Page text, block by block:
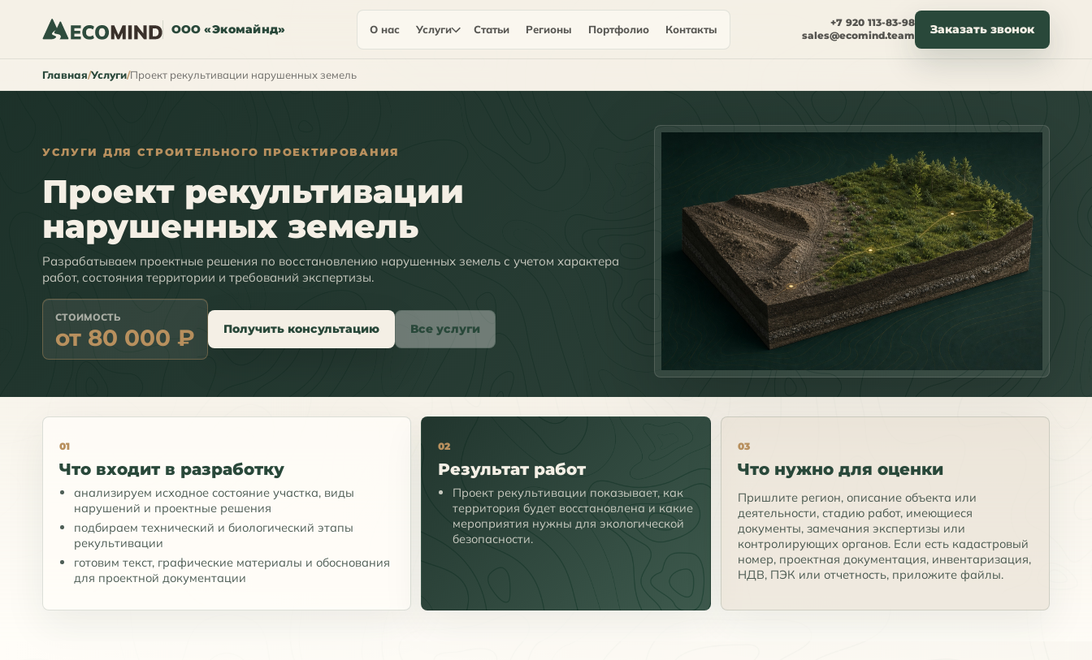
ООО «Экомайнд» О нас Услуги Статьи Регионы Портфолио Контакты
+7 920 113-83-98
sales@ecomind.team
Заказать звонок
Главная Услуги Проект рекультивации нарушенных земель
УСЛУГИ ДЛЯ СТРОИТЕЛЬНОГО ПРОЕКТИРОВАНИЯ
Проект рекультивации
нарушенных земель
Разрабатываем проектные решения по восстановлению нарушенных земель с учетом характера
работ, состояния территории и требований экспертизы.
СТОИМОСТЬ
от 80 000 ₽ Получить консультацию Все услуги
01
Что входит в разработку
анализируем исходное состояние участка, виды
нарушений и проектные решения
подбираем технический и биологический этапы
рекультивации
готовим текст, графические материалы и обоснования
для проектной документации
02
Результат работ
Проект рекультивации показывает, как
территория будет восстановлена и какие
мероприятия нужны для экологической
безопасности.
03
Что нужно для оценки
Пришлите регион, описание объекта или
деятельности, стадию работ, имеющиеся
документы, замечания экспертизы или
контролирующих органов. Если есть кадастровый
номер, проектная документация, инвентаризация,
НДВ, ПЭК или отчетность, приложите файлы.